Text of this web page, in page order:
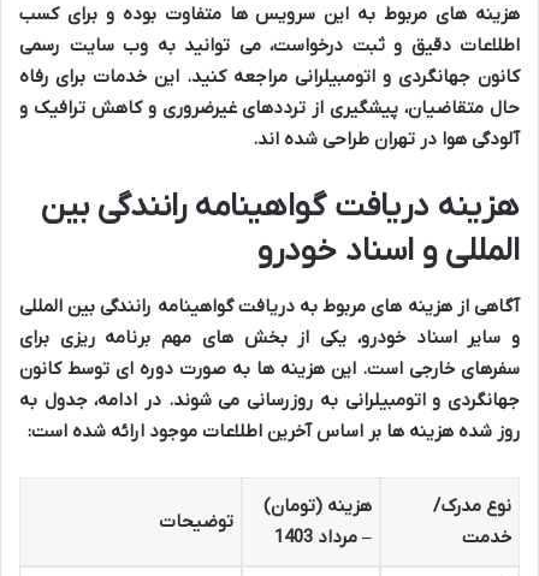
هزینه های مربوط به این سرویس ها متفاوت بوده و برای کسب
اطلاعات دقیق و ثبت درخواست، می توانید به وب سایت رسمی
کانون جهانگردی و اتومبیلرانی مراجعه کنید. این خدمات برای رفاه
حال متقاضیان، پیشگیری از ترددهای غیرضروری و کاهش ترافیک و
آلودگی هوا در تهران طراحی شده اند.
هزینه دریافت گواهینامه رانندگی بین
المللی و اسناد خودرو
آگاهی از هزینه های مربوط به دریافت گواهینامه رانندگی بین المللی
و سایر اسناد خودرو، یکی از بخش های مهم برنامه ریزی برای
سفرهای خارجی است. این هزینه ها به صورت دوره ای توسط کانون
جهانگردی و اتومبیلرانی به روزرسانی می شوند. در ادامه، جدول به
روز شده هزینه ها بر اساس آخرین اطلاعات موجود ارائه شده است:
نوع مدرک/
خدمت
هزینه (تومان)
– مرداد 1403
توضیحات